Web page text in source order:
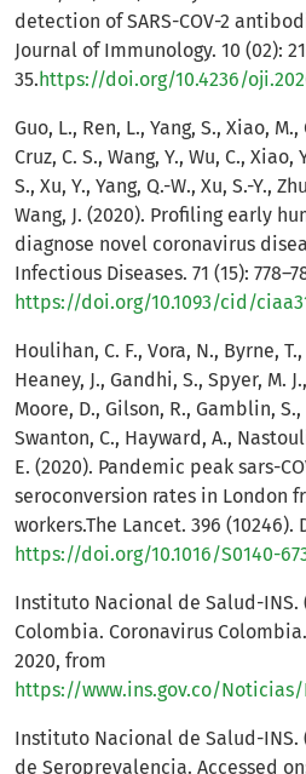
detection of SARS-COV-2
Journal of Immunology. 10 (02):
35.https://doi.org/10.4236/
Guo, L., Ren, L., Yang, S., Xiao,
Cruz, C. S., Wang, Y., Wu, C., Xiao,
S., Xu, Y., Yang, Q.-W., Xu, S.-Y.,
Wang, J. (2020). Profiling early
diagnose novel coronavirus
Infectious Diseases. 71 (15):
https://doi.org/10.1093/cid/
Houlihan, C. F., Vora, N., Byrne,
Heaney, J., Gandhi, S., Spyer, M.
Moore, D., Gilson, R., Gamblin, S.,
Swanton, C., Hayward, A.,
E. (2020). Pandemic peak sars-
seroconversion rates in London
workers.The Lancet. 396 (10246).
https://doi.org/10.1016/S0140-
Instituto Nacional de Salud-INS.
Colombia. Coronavirus
2020, from
https://www.ins.gov.co/Noticias/
Instituto Nacional de Salud-INS.
de Seroprevalencia. Accessed